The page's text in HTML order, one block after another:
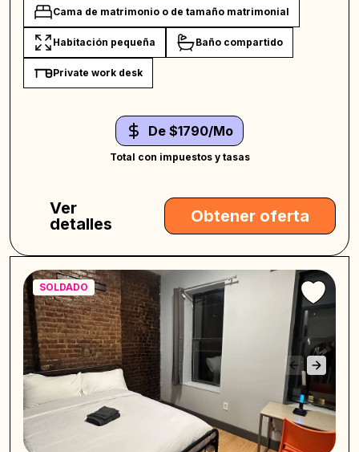
Cama de matrimonio o de tamaño matrimonial
Habitación pequeña Baño compartido
Private work desk
De $1790/Mo
Total con impuestos y tasas
Ver
detalles
Obtener oferta
SOLDADO